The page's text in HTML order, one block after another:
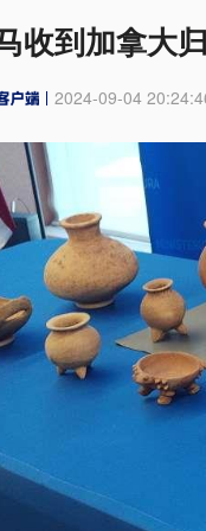
收到加拿大
2024-09-04